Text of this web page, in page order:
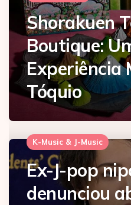
Shorakuen
Boutique:
Experiência
Tóquio
K-Music & J-Music
Ex-J-pop
denunciou